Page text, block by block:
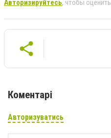
Авторизируйтесь, чтобы оценить
Коментарі
Авторизуватись